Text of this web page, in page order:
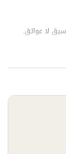
لا عوائق.
الضياع